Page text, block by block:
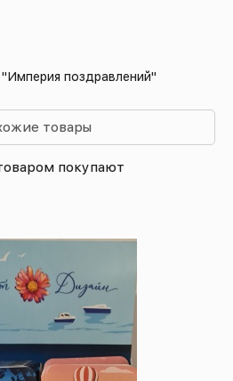
поздравлений"
товары
покупают